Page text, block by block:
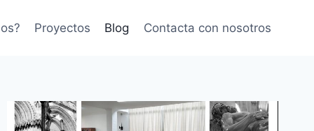
Proyectos Blog Contacta con nosotros